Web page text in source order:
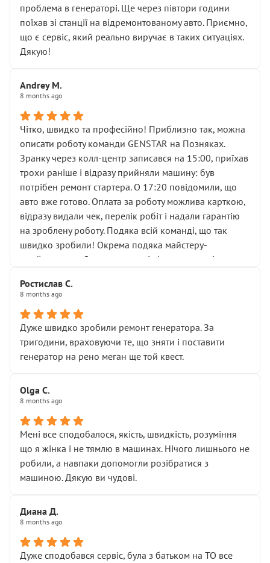
( ну все зняли та доробили) дякую!
Окремий момент, який виглядає абсурдно:
мені заявили, що бачок гальмівної рідини потрібно
міняти разом із головним гальмівним циліндром у
Для людини, яка хоча б трохи розуміється на техніці,
це звучить як мінімум непрофесійно, а як максимум —
спроба продати дорогий вузол замість елементарних
ущільнювачів.
Що прикро — це не перший мій візит. Раніше міняв у
вас стартер, і тоді сервіс наче справив хороше
враження. Але згодом знайшов декілька гайок під
лобовим склом. Мені пояснили, що це “старі гайки, які
відкручували”, і попросили не хвилюватися. ( надіюсь
новий власник, не застяг в полі))
Але після нинішнього візиту такі дрібниці вже не
здаються дрібницями.
Я — клієнт, який працює на довірі, і саме її цей сервіс
Хотілося б більше:
• належної уваги до авто
• прозорості в роботах і рахунках
• реальної діагностики, а не формального
“подивились і поїхав”
На жаль, складається враження, що сервіс працює не
Стосовно комунікації - все добре
проблема в генераторі. Ще через півтори години
поїхав зі станції на відремонтованому авто. Приємно,
що є сервіс, який реально виручає в таких ситуаціях.
Дякую!
Andrey M.
8 months ago
Чітко, швидко та професійно! Приблизно так, можна
описати роботу команди GENSTAR на Позняках.
Зранку через колл-центр записався на 15:00, приїхав
трохи раніше і відразу прийняли машину: був
потрібен ремонт стартера. О 17:20 повідомили, що
авто вже готово. Оплата за роботу можлива карткою,
відразу видали чек, перелік робіт і надали гарантію
на зроблену роботу. Подяка всій команді, що так
швидко зробили! Окрема подяка майстеру-
приймальнику Олександру: всі чітко та по суті.
звертатися до цього автосервісу.
Ростислав С.
8 months ago
Дуже швидко зробили ремонт генератора. За
тригодини, враховуючи те, що зняти і поставити
генератор на рено меган ще той квест.
Olga С.
8 months ago
Мені все сподобалося, якість, швидкість, розуміння
що я жінка і не тямлю в машинах. Нічого лишнього не
робили, а навпаки допомогли розібратися з
машиною. Дякую ви чудові.
Диана Д.
8 months ago
Дуже сподобався сервіс, була з батьком на ТО все